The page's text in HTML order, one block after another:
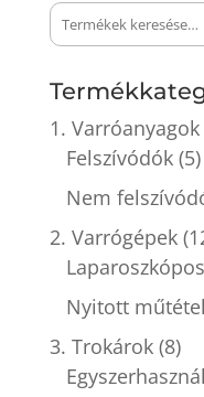
Keresés
a
1. Varróanyagok
Felszívódók (5)
Nem
2. Varrógépek
Nyitott
3. Trokárok (8)